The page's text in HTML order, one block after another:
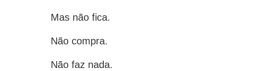
Mas não fica.
Não compra.
Não faz nada.